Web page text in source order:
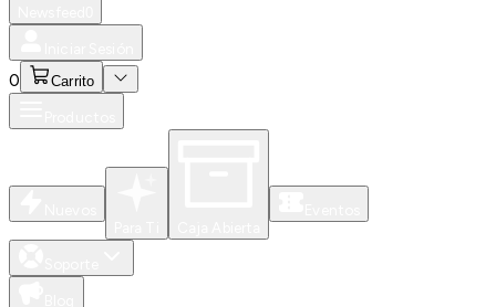
0 Carrito